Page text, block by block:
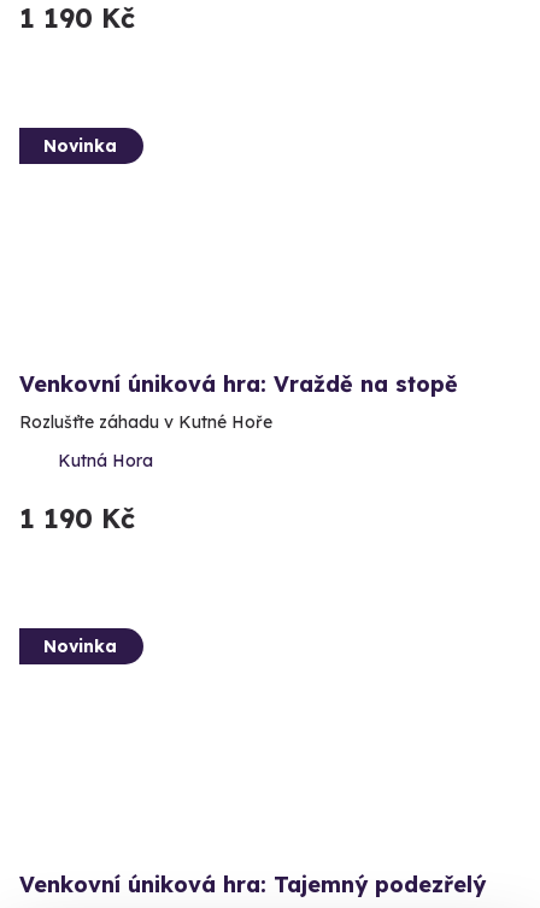
1 190 Kč
Novinka
Venkovní úniková hra: Vraždě na stopě
Rozlušťte záhadu v Kutné Hoře
Kutná Hora
1 190 Kč
Novinka
Venkovní úniková hra: Tajemný podezřelý